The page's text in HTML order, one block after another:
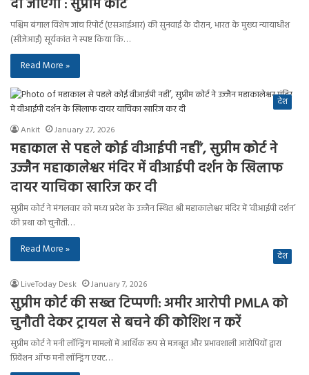
दी जाएगी : सुप्रीम कोर्ट
पश्चिम बंगाल विशेष जांच रिपोर्ट (एसआईआर) की सुनवाई के दौरान, भारत के मुख्य न्यायाधीश
(सीजेआई) सूर्यकांत ने स्पष्ट किया कि…
Read More »
देश
Ankit January 27, 2026
महाकाल से पहले कोई वीआईपी नहीं’, सुप्रीम कोर्ट ने
उज्जैन महाकालेश्वर मंदिर में वीआईपी दर्शन के खिलाफ
दायर याचिका खारिज कर दी
सुप्रीम कोर्ट ने मंगलवार को मध्य प्रदेश के उज्जैन स्थित श्री महाकालेश्वर मंदिर में ‘वीआईपी दर्शन’
की प्रथा को चुनौती…
Read More »
देश
LiveToday Desk January 7, 2026
सुप्रीम कोर्ट की सख्त टिप्पणी: अमीर आरोपी PMLA को
चुनौती देकर ट्रायल से बचने की कोशिश न करें
सुप्रीम कोर्ट ने मनी लॉन्ड्रिंग मामलों में आर्थिक रूप से मजबूत और प्रभावशाली आरोपियों द्वारा
प्रिवेंशन ऑफ मनी लॉन्ड्रिंग एक्ट…